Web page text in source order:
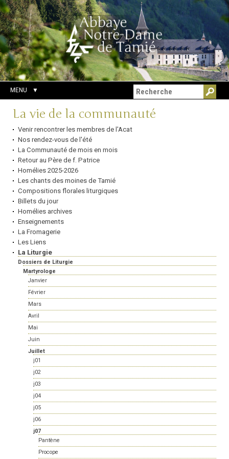
Aller
au
contenu.
|
Aller
à
la
navigation
Outils
personnels
Chercher par
Recherche
avancée…
MENU
Navigation
La vie de la communauté
Venir rencontrer les membres de l'Acat
Nos rendez-vous de l'été
La Communauté de mois en mois
Retour au Père de f. Patrice
Homélies 2025-2026
Les chants des moines de Tamié
Compositions florales liturgiques
Billets du jour
Homélies archives
Enseignements
La Fromagerie
Les Liens
La Liturgie
Dossiers de Liturgie
Martyrologe
Janvier
Février
Mars
Avril
Mai
Juin
Juillet
j01
j02
j03
j04
j05
j06
j07
Pantène
Procope